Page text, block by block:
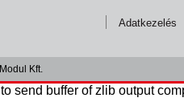
Adatkezelés
Kft.
send buffer of zlib output